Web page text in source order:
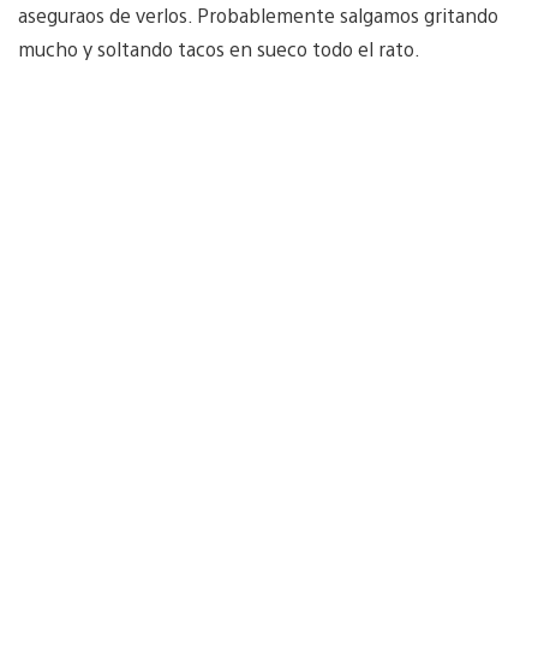
aseguraos de verlos. Probablemente salgamos gritando
mucho y soltando tacos en sueco todo el rato.